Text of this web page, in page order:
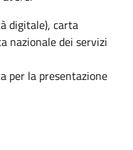
digitale), carta
nazionale dei servizi
per la presentazione